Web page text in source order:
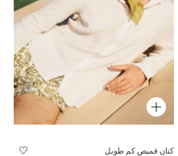
كتان قميص كم طويل